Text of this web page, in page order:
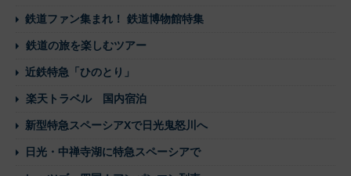
鉄道ファン集まれ！ 鉄道博物館特集
鉄道の旅を楽しむツアー
近鉄特急「ひのとり」
楽天トラベル 国内宿泊
新型特急スペーシアXで日光鬼怒川へ
日光・中禅寺湖に特急スペーシアで